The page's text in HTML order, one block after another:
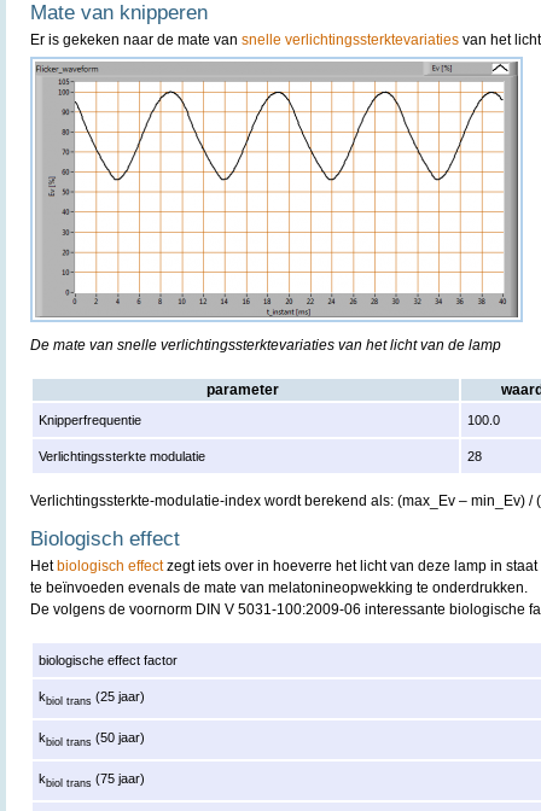
Mate van knipperen
Er is gekeken naar de mate van snelle verlichtingssterktevariaties van het
De mate van snelle verlichtingssterktevariaties van het licht van de lamp
parameter
Knipperfrequentie 100.0
Verlichtingssterkte modulatie 28
Verlichtingssterkte-modulatie-index wordt berekend als: (max_Ev – min_Ev) /
Biologisch effect
Het biologisch effectzegt iets over in hoeverre het licht van deze lamp in
te beïnvoeden evenals de mate van melatonineopwekking te onderdrukken.
De volgens de voornorm DIN V 5031-100:2009-06 interessante biologische
biologische effect factor
kbiol trans (25 jaar)
kbiol trans (50 jaar)
kbiol trans (75 jaar)